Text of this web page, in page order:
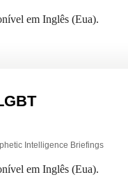
em Inglês (Eua).
Intelligence Briefings
em Inglês (Eua).